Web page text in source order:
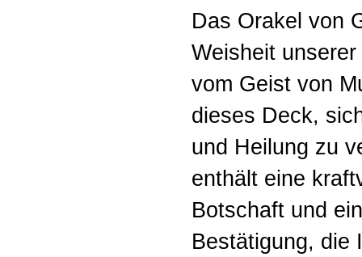
Das Orakel von
Weisheit
vom Geist von
dieses Deck,
und Heilung zu
enthält eine
Botschaft und
Bestätigung, die